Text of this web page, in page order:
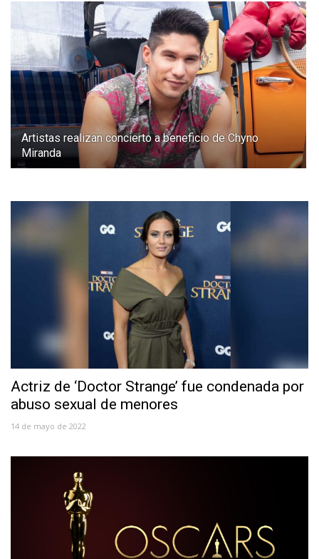
Artistas realizan concierto a beneficio de Chyno
Miranda
Actriz de ‘Doctor Strange’ fue condenada por
abuso sexual de menores
14 de mayo de 2022